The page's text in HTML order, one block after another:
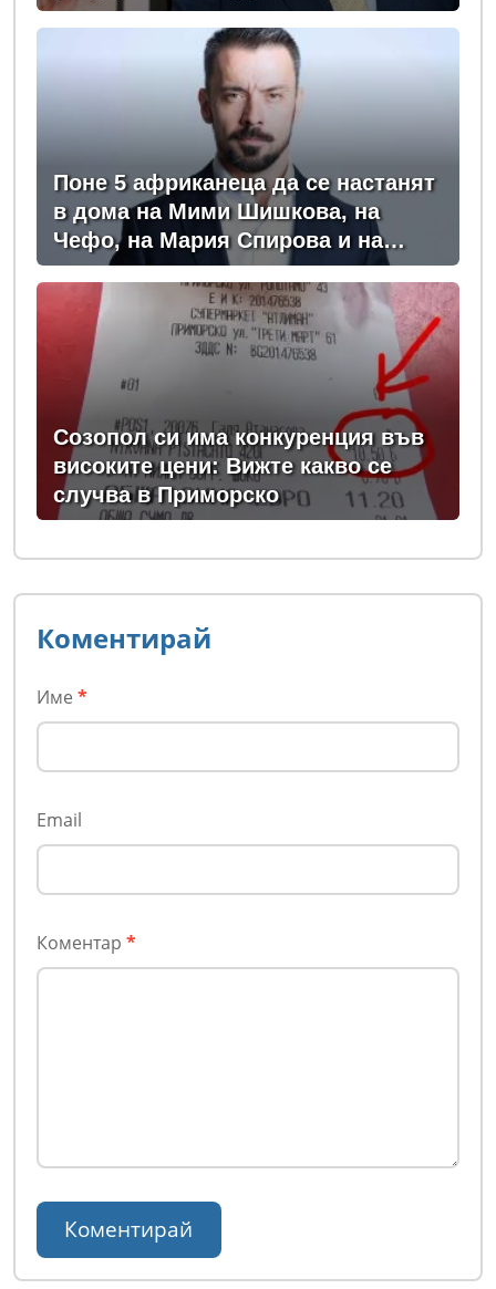
Поне 5 африканеца да се настанят
в дома на Мими Шишкова, на
Чефо, на Мария Спирова и на
Христо Комарницки
Созопол си има конкуренция във
високите цени: Вижте какво се
случва в Приморско
Коментирай
Име *
Email
Коментар *